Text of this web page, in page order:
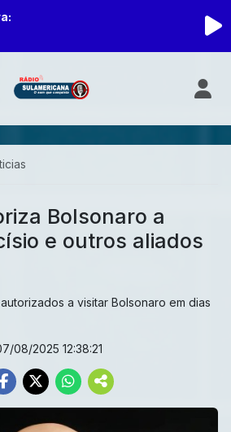
Bolsonaro a
e outros aliados
a visitar Bolsonaro em dias
08/2025 12:38:21